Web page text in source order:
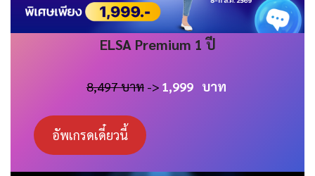
ELSA Premium 1 ปี
8,497 บาท-> 1,999 บาท
อัพเกรดเดี๋ยวนี้